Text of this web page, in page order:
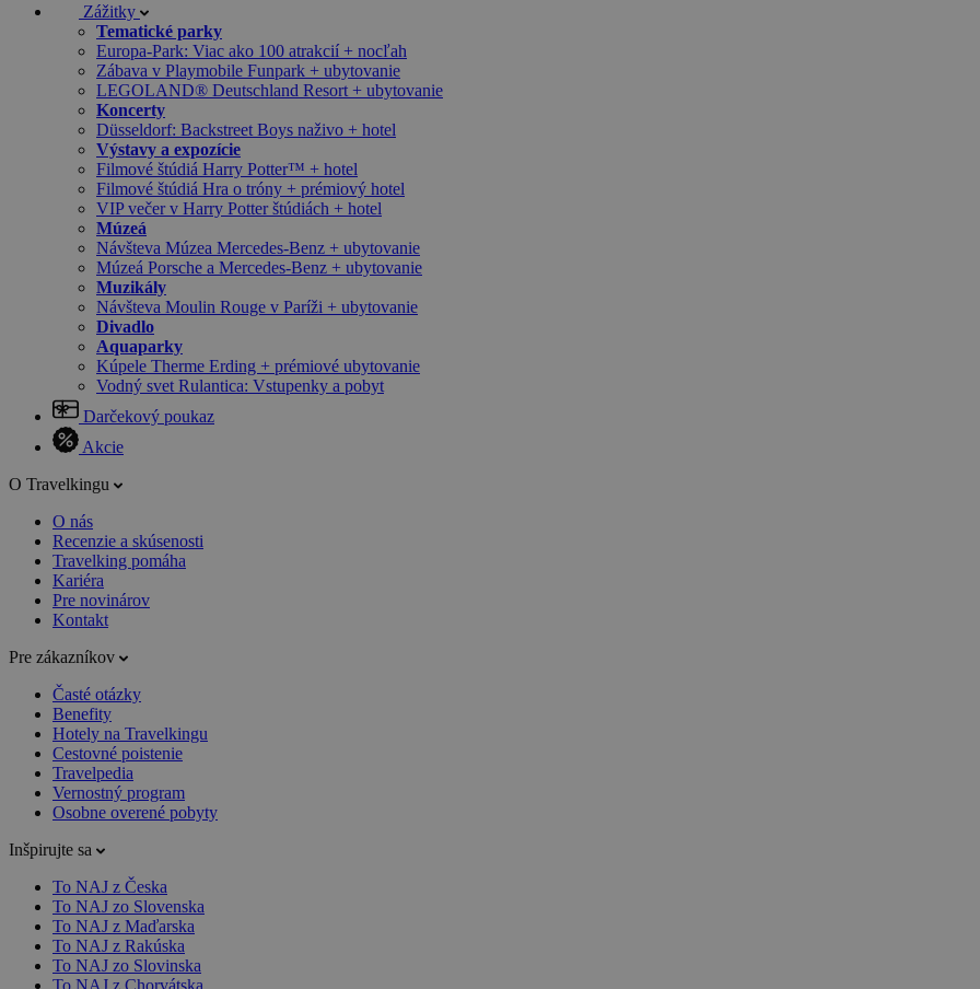
Zážitky
Tematické parky
Europa-Park: Viac ako 100 atrakcií + nocľah
Zábava v Playmobile Funpark + ubytovanie
LEGOLAND® Deutschland Resort + ubytovanie
Koncerty
Düsseldorf: Backstreet Boys naživo + hotel
Výstavy a expozície
Filmové štúdiá Harry Potter™ + hotel
Filmové štúdiá Hra o tróny + prémiový hotel
VIP večer v Harry Potter štúdiách + hotel
Múzeá
Návšteva Múzea Mercedes-Benz + ubytovanie
Múzeá Porsche a Mercedes-Benz + ubytovanie
Muzikály
Návšteva Moulin Rouge v Paríži + ubytovanie
Divadlo
Aquaparky
Kúpele Therme Erding + prémiové ubytovanie
Vodný svet Rulantica: Vstupenky a pobyt
Darčekový poukaz
Akcie
O Travelkingu
O nás
Recenzie a skúsenosti
Travelking pomáha
Kariéra
Pre novinárov
Kontakt
Pre zákazníkov
Časté otázky
Benefity
Hotely na Travelkingu
Cestovné poistenie
Travelpedia
Vernostný program
Osobne overené pobyty
Inšpirujte sa
To NAJ z Česka
To NAJ zo Slovenska
To NAJ z Maďarska
To NAJ z Rakúska
To NAJ zo Slovinska
To NAJ z Chorvátska